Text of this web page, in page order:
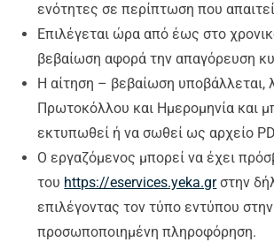
ενότητες σε περίπτωση που
Επιλέγεται ώρα από έως στο
βεβαίωση αφορά την απαγόρευση
Η αίτηση – βεβαίωση υποβάλλεται,
Πρωτοκόλλου και Ημερομηνία και
εκτυπωθεί ή να σωθεί ως αρχείο
Ο εργαζόμενος μπορεί να έχει
του https://eservices.yeka.grστην
επιλέγοντας τον τύπο εντύπου στην
προσωποποιημένη πληροφόρηση.